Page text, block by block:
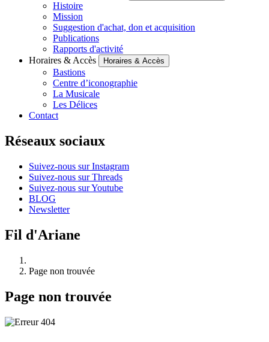
Histoire
Mission
Suggestion d'achat, don et acquisition
Publications
Rapports d'activité
Horaires & Accès
Horaires & Accès
Bastions
Centre d’iconographie
La Musicale
Les Délices
Contact
Réseaux sociaux
Suivez-nous sur Instagram
Suivez-nous sur Threads
Suivez-nous sur Youtube
BLOG
Newsletter
Fil d'Ariane
Page non trouvée
Page non trouvée